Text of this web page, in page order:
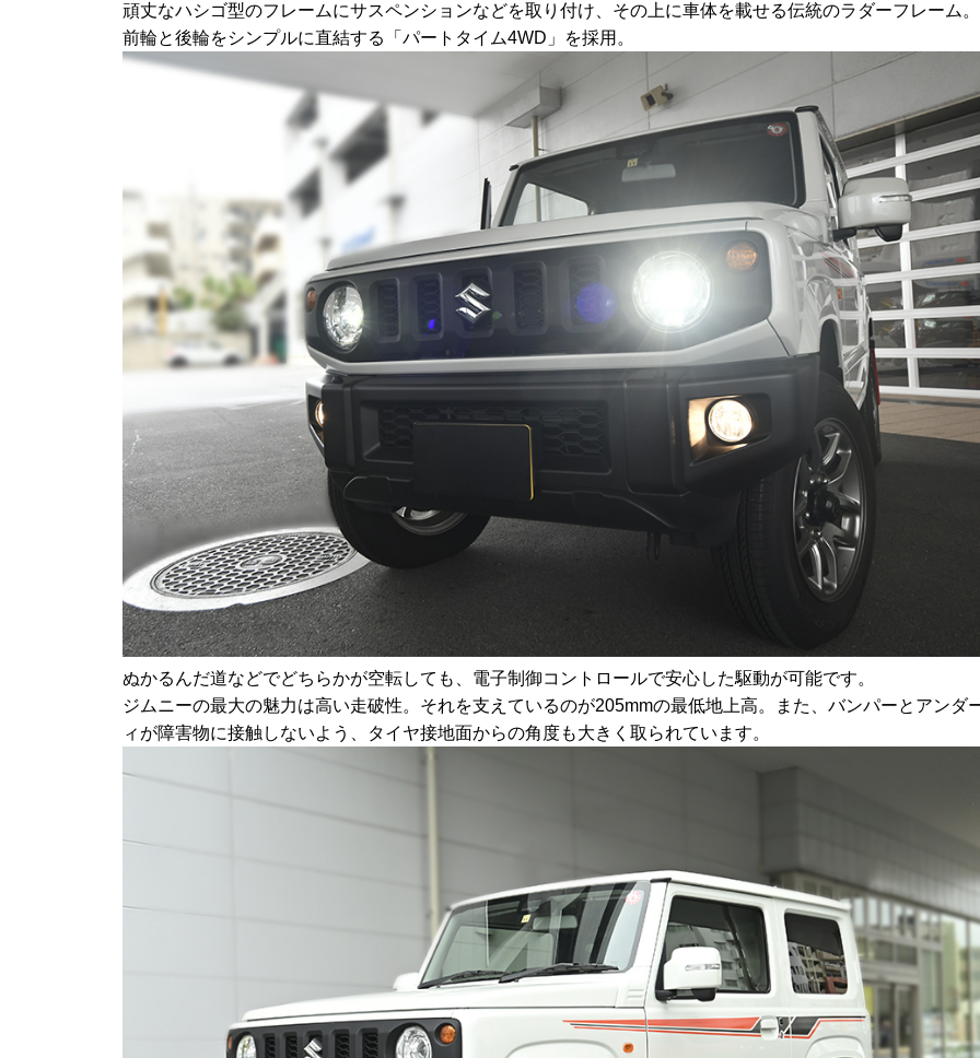
頑丈なハシゴ型のフレームにサスペンションなどを取り付け、その上に車体を載せる伝統のラダーフレーム。
前輪と後輪をシンプルに直結する「パートタイム4WD」を採用。
ぬかるんだ道などでどちらかが空転しても、電子制御コントロールで安心した駆動が可能です。
ジムニーの最大の魅力は高い走破性。それを支えているのが205mmの最低地上高。また、バンパーとアンダ
ィが障害物に接触しないよう、タイヤ接地面からの角度も大きく取られています。